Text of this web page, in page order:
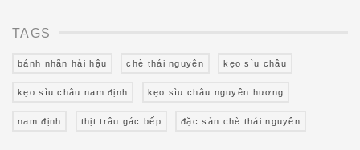
TAGS
bánh nhãn hải hậu chè thái nguyên kẹo sìu châu
kẹo sìu châu nam định kẹo sìu châu nguyên hương
nam định thịt trâu gác bếp đặc sản chè thái nguyên